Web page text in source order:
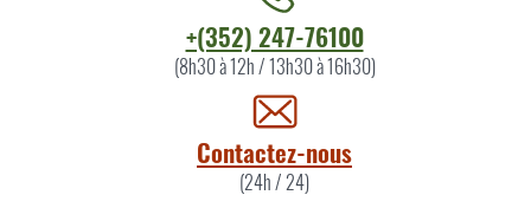
+(352) 247-76100
(8h30 à 12h / 13h30 à 16h30)
Contactez-nous
(24h / 24)